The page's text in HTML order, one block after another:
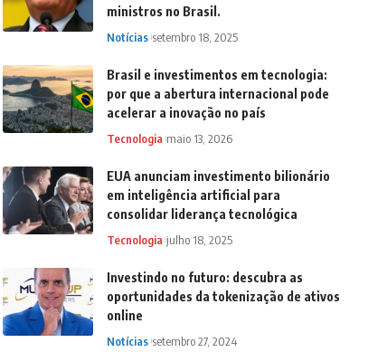
ministros no Brasil.
Notícias setembro 18, 2025
Brasil e investimentos em tecnologia:
por que a abertura internacional pode
acelerar a inovação no país
Tecnologia maio 13, 2026
EUA anunciam investimento bilionário
em inteligência artificial para
consolidar liderança tecnológica
Tecnologia julho 18, 2025
Investindo no futuro: descubra as
oportunidades da tokenização de ativos
online
Notícias setembro 27, 2024